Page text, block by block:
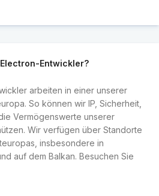
Entwickler?
arbeiten in einer unserer
So können wir IP, Sicherheit,
Vermögenswerte unserer
Wir verfügen über Standorte
insbesondere in
auf dem Balkan. Besuchen Sie